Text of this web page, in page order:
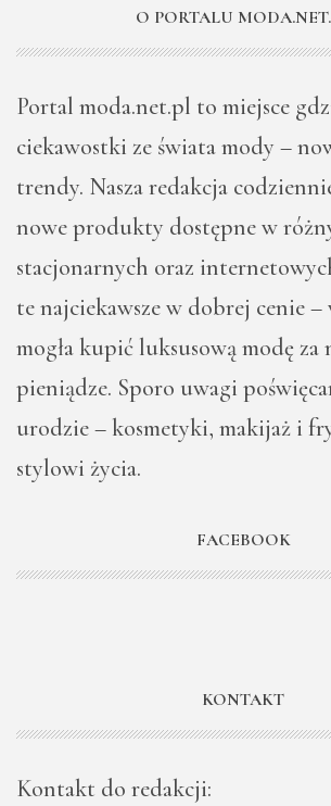
O PORTALU
Portal moda.net.pl to miejsce
ciekawostki ze świata mody –
trendy. Nasza redakcja
nowe produkty dostępne w
stacjonarnych oraz
te najciekawsze w dobrej cenie –
mogła kupić luksusową modę
pieniądze. Sporo uwagi
urodzie – kosmetyki, makijaż i
stylowi życia.
FACEBOOK
KONTAKT
Kontakt do redakcji: